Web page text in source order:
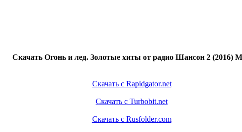
Скачать Огонь и лед. Золотые хиты от радио Шансон 2 (2016)
Скачать с Rapidgator.net
Скачать с Turbobit.net
Скачать с Rusfolder.com